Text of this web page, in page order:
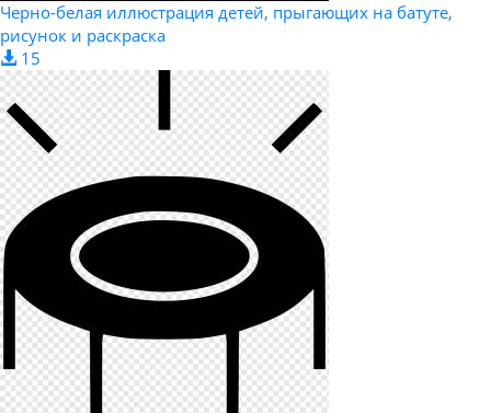
Черно-белая иллюстрация детей, прыгающих на батуте,
рисунок и раскраска
15